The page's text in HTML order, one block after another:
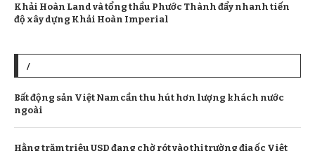
Khải Hoàn Land và tổng thầu Phước Thành đẩy nhanh tiến
độ xây dựng Khải Hoàn Imperial
/
Bất động sản Việt Nam cần thu hút hơn lượng khách nước
ngoài
Hằng trăm triệu USD đang chờ rót vào thị trường địa ốc Việt